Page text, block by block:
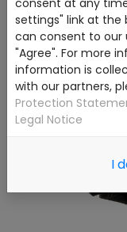
consent at any
settings" link at
can consent to our
"Agree". For more
information is
with our partners,
Protection
Legal Notice
I